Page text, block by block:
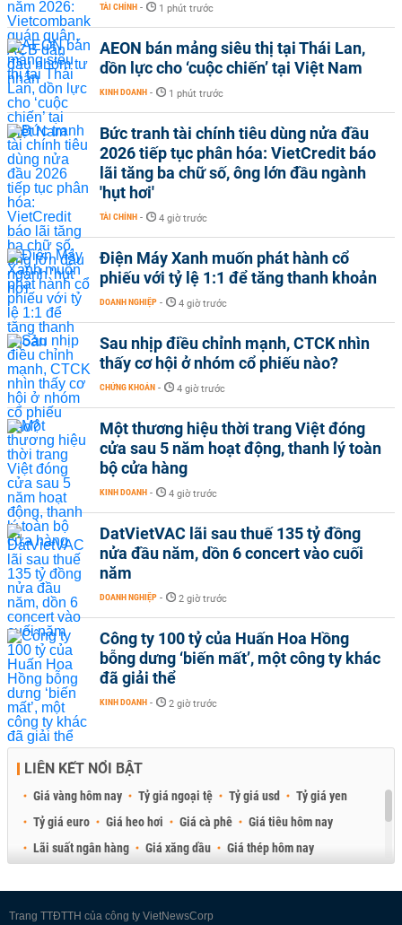
TÀI CHÍNH - 1 phút trước
AEON bán mảng siêu thị tại Thái Lan,
dồn lực cho ‘cuộc chiến’ tại Việt Nam
KINH DOANH - 1 phút trước
Bức tranh tài chính tiêu dùng nửa đầu
2026 tiếp tục phân hóa: VietCredit báo
lãi tăng ba chữ số, ông lớn đầu ngành
'hụt hơi'
TÀI CHÍNH - 4 giờ trước
Điện Máy Xanh muốn phát hành cổ
phiếu với tỷ lệ 1:1 để tăng thanh khoản
DOANH NGHIỆP - 4 giờ trước
Sau nhịp điều chỉnh mạnh, CTCK nhìn
thấy cơ hội ở nhóm cổ phiếu nào?
CHỨNG KHOÁN - 4 giờ trước
Một thương hiệu thời trang Việt đóng
cửa sau 5 năm hoạt động, thanh lý toàn
bộ cửa hàng
KINH DOANH - 4 giờ trước
DatVietVAC lãi sau thuế 135 tỷ đồng
nửa đầu năm, dồn 6 concert vào cuối
năm
DOANH NGHIỆP - 2 giờ trước
Công ty 100 tỷ của Huấn Hoa Hồng
bỗng dưng ‘biến mất’, một công ty khác
đã giải thể
KINH DOANH - 2 giờ trước
LIÊN KẾT NỔI BẬT
Giá vàng hôm nay Tỷ giá ngoại tệ Tỷ giá usd
Tỷ giá yen
Tỷ giá euro
Giá heo hơi Giá cà phê
Giá tiêu hôm nay
Lãi suất ngân hàng
Giá xăng dầu
Giá thép hôm nay
Trang TTĐTTH của công ty VietNewsCorp